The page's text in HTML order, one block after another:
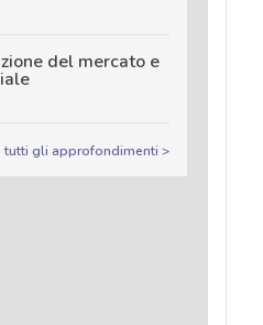
del mercato e
tutti gli approfondimenti >